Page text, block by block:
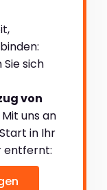
sich
von
Mit uns an
in Ihr
entfernt: